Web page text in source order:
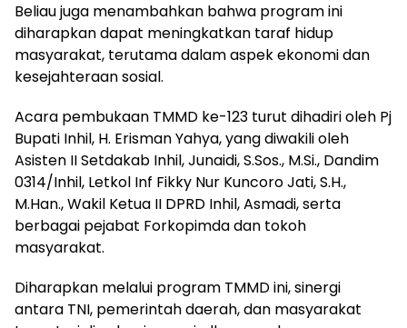
Beliau juga menambahkan bahwa program ini
diharapkan dapat meningkatkan taraf hidup
masyarakat, terutama dalam aspek ekonomi dan
kesejahteraan sosial.
Acara pembukaan TMMD ke-123 turut dihadiri oleh Pj
Bupati Inhil, H. Erisman Yahya, yang diwakili oleh
Asisten II Setdakab Inhil, Junaidi, S.Sos., M.Si., Dandim
0314/Inhil, Letkol Inf Fikky Nur Kuncoro Jati, S.H.,
M.Han., Wakil Ketua II DPRD Inhil, Asmadi, serta
berbagai pejabat Forkopimda dan tokoh
masyarakat.
Diharapkan melalui program TMMD ini, sinergi
antara TNI, pemerintah daerah, dan masyarakat